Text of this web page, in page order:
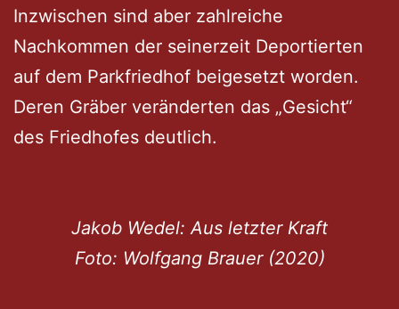
Inzwischen sind aber zahlreiche
Nachkommen der seinerzeit Deportierten
auf dem Parkfriedhof beigesetzt worden.
Deren Gräber veränderten das „Gesicht“
des Friedhofes deutlich.
Jakob Wedel: Aus letzter Kraft
Foto: Wolfgang Brauer (2020)